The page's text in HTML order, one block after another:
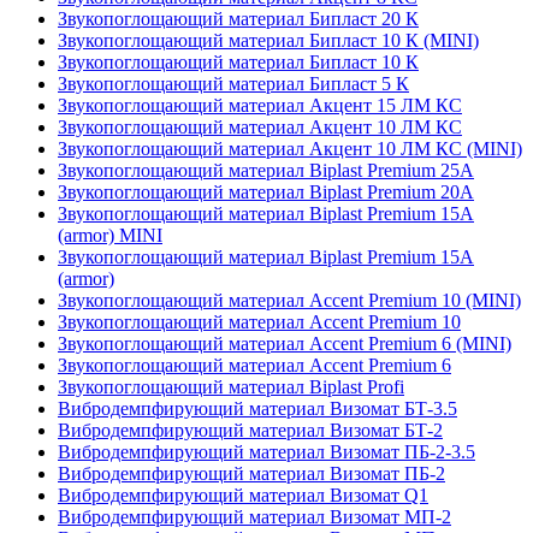
Звукопоглощающий материал Бипласт 20 К
Звукопоглощающий материал Бипласт 10 К (MINI)
Звукопоглощающий материал Бипласт 10 К
Звукопоглощающий материал Бипласт 5 К
Звукопоглощающий материал Акцент 15 ЛМ КС
Звукопоглощающий материал Акцент 10 ЛМ КС
Звукопоглощающий материал Акцент 10 ЛМ КС (MINI)
Звукопоглощающий материал Biplast Premium 25A
Звукопоглощающий материал Biplast Premium 20A
Звукопоглощающий материал Biplast Premium 15A
(armor) MINI
Звукопоглощающий материал Biplast Premium 15A
(armor)
Звукопоглощающий материал Accent Premium 10 (MINI)
Звукопоглощающий материал Accent Premium 10
Звукопоглощающий материал Accent Premium 6 (MINI)
Звукопоглощающий материал Accent Premium 6
Звукопоглощающий материал Biplast Profi
Вибродемпфирующий материал Визомат БТ-3.5
Вибродемпфирующий материал Визомат БТ-2
Вибродемпфирующий материал Визомат ПБ-2-3.5
Вибродемпфирующий материал Визомат ПБ-2
Вибродемпфирующий материал Визомат Q1
Вибродемпфирующий материал Визомат МП-2